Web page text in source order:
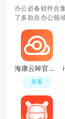
办公必备软件合
了多款在办公领
具。界面设计直
海康云眸官方安卓版
查看